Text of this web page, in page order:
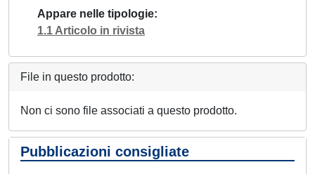
Appare nelle tipologie
1.1 Articolo in rivista
File in questo prodotto:
Non ci sono file associati a questo prodotto.
Pubblicazioni consigliate